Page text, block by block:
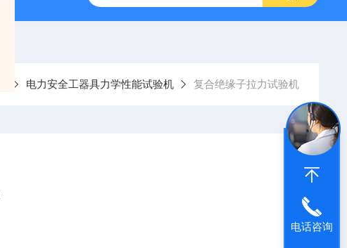
电力安全工器具力学性能试验机 复合绝缘子拉力试验机
电话咨询